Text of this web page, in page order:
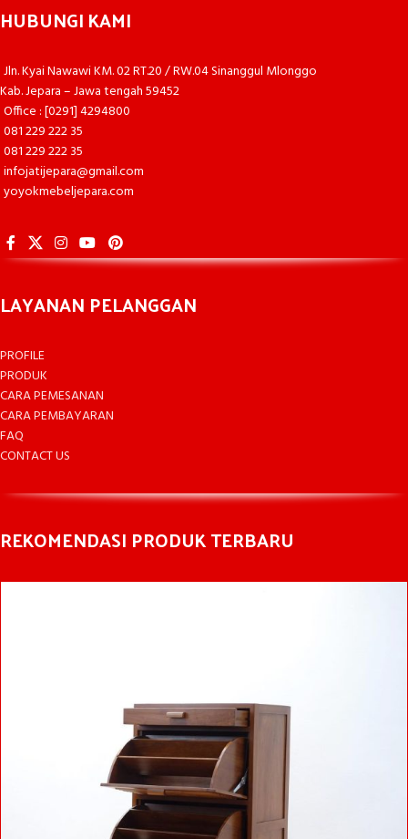
HUBUNGI KAMI
Jln. Kyai Nawawi KM. 02 RT.20 / RW.04 Sinanggul Mlonggo
Kab. Jepara – Jawa tengah 59452
Office : [0291] 4294800
081 229 222 35
081 229 222 35
infojatijepara@gmail.com
yoyokmebeljepara.com
LAYANAN PELANGGAN
PROFILE
PRODUK
CARA PEMESANAN
CARA PEMBAYARAN
FAQ
CONTACT US
REKOMENDASI PRODUK TERBARU